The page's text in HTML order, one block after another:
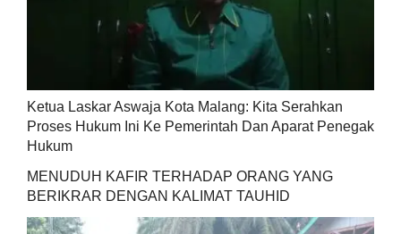
Ketua Laskar Aswaja Kota Malang: Kita Serahkan
Proses Hukum Ini Ke Pemerintah Dan Aparat Penegak
Hukum
MENUDUH KAFIR TERHADAP ORANG YANG
BERIKRAR DENGAN KALIMAT TAUHID